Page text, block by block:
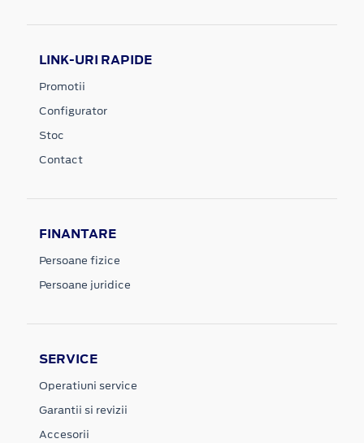
LINK-URI RAPIDE
Promotii
Configurator
Stoc
Contact
FINANTARE
Persoane fizice
Persoane juridice
SERVICE
Operatiuni service
Garantii si revizii
Accesorii